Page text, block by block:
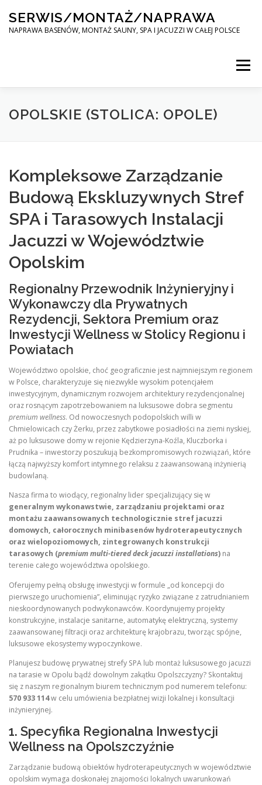
content
SERWIS/MONTAŻ/NAPRAWA
NAPRAWA BASENÓW, MONTAŻ SAUNY, SPA I JACUZZI W CAŁEJ POLSCE
Menu
SPA SERWIS
KONTAKT
OPOLSKIE (STOLICA: OPOLE)
Kompleksowe Zarządzanie
Budową Ekskluzywnych Stref
SPA i Tarasowych Instalacji
Jacuzzi w Województwie
Opolskim
Regionalny Przewodnik Inżynieryjny i
Wykonawczy dla Prywatnych
Rezydencji, Sektora Premium oraz
Inwestycji Wellness w Stolicy Regionu i
Powiatach
Województwo opolskie, choć geograficznie jest najmniejszym regionem
w Polsce, charakteryzuje się niezwykle wysokim potencjałem
inwestycyjnym, dynamicznym rozwojem architektury rezydencjonalnej
oraz rosnącym zapotrzebowaniem na luksusowe dobra segmentu
premium wellness. Od nowoczesnych podopolskich willi w
Chmielowicach czy Żerku, przez zabytkowe posiadłości na ziemi nyskiej,
aż po luksusowe domy w rejonie Kędzierzyna-Koźla, Kluczborka i
Prudnika – inwestorzy poszukują bezkompromisowych rozwiązań, które
łączą najwyższy komfort intymnego relaksu z zaawansowaną inżynierią
budowlaną.
Nasza firma to wiodący, regionalny lider specjalizujący się w
generalnym wykonawstwie, zarządzaniu projektami oraz
montażu zaawansowanych technologicznie stref jacuzzi
domowych, całorocznych minibasenów hydroterapeutycznych
oraz wielopoziomowych, zintegrowanych konstrukcji
tarasowych (premium multi-tiered deck jacuzzi installations) na
terenie całego województwa opolskiego.
Oferujemy pełną obsługę inwestycji w formule „od koncepcji do
pierwszego uruchomienia”, eliminując ryzyko związane z zatrudnianiem
nieskoordynowanych podwykonawców. Koordynujemy projekty
konstrukcyjne, instalacje sanitarne, automatykę elektryczną, systemy
zaawansowanej filtracji oraz architekturę krajobrazu, tworząc spójne,
luksusowe ekosystemy wypoczynkowe.
Planujesz budowę prywatnej strefy SPA lub montaż luksusowego jacuzzi
na tarasie w Opolu bądź dowolnym zakątku Opolszczyzny? Skontaktuj
się z naszym regionalnym biurem technicznym pod numerem telefonu:
570 933 114w celu umówienia bezpłatnej wizji lokalnej i konsultacji
inżynieryjnej.
1. Specyfika Regionalna Inwestycji
Wellness na Opolszczyźnie
Zarządzanie budową obiektów hydroterapeutycznych w województwie
opolskim wymaga doskonałej znajomości lokalnych uwarunkowań